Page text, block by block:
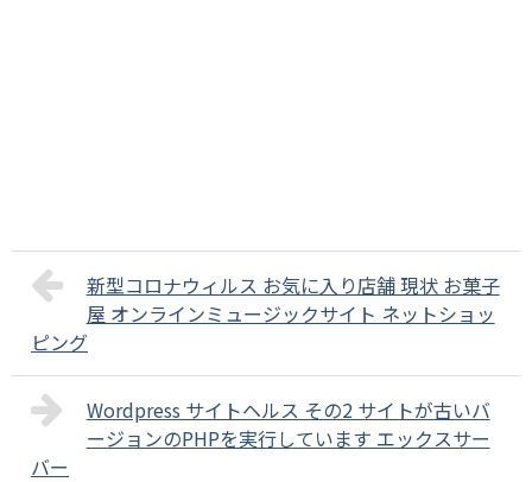
新型コロナウィルス お気に入り店舗 現状 お菓子
屋 オンラインミュージックサイト ネットショッ
ピング
Wordpress サイトヘルス その2 サイトが古いバ
ージョンのPHPを実行しています エックスサー
バー